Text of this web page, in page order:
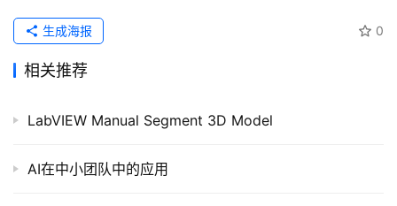
件
应
用
服
项
0
生成海报
相关推荐
LabVIEW Manual Segment 3D Model
AI在中小团队中的应用